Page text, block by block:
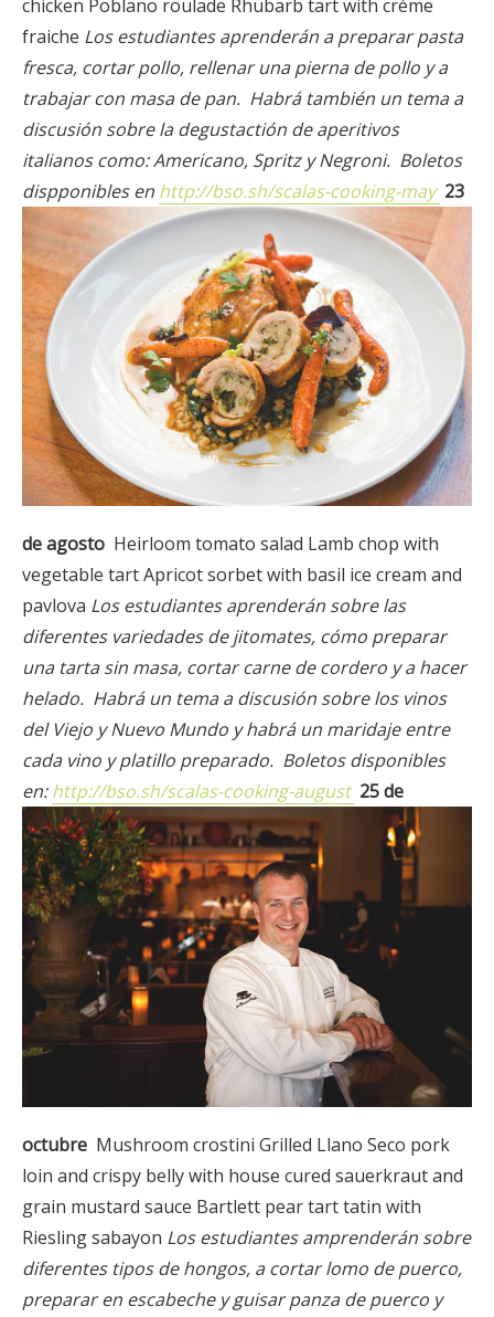
chicken Poblano roulade Rhubarb tart with crème
fraiche Los estudiantes aprenderán a preparar pasta
fresca, cortar pollo, rellenar una pierna de pollo y a
trabajar con masa de pan. Habrá también un tema a
discusión sobre la degustactión de aperitivos
italianos como: Americano, Spritz y Negroni. Boletos
dispponibles en http://bso.sh/scalas-cooking-may 23
de agosto Heirloom tomato salad Lamb chop with
vegetable tart Apricot sorbet with basil ice cream and
pavlova Los estudiantes aprenderán sobre las
diferentes variedades de jitomates, cómo preparar
una tarta sin masa, cortar carne de cordero y a hacer
helado. Habrá un tema a discusión sobre los vinos
del Viejo y Nuevo Mundo y habrá un maridaje entre
cada vino y platillo preparado. Boletos disponibles
en:http://bso.sh/scalas-cooking-august 25 de
octubre Mushroom crostini Grilled Llano Seco pork
loin and crispy belly with house cured sauerkraut and
grain mustard sauce Bartlett pear tart tatin with
Riesling sabayon Los estudiantes amprenderán sobre
diferentes tipos de hongos, a cortar lomo de puerco,
preparar en escabeche y guisar panza de puerco y